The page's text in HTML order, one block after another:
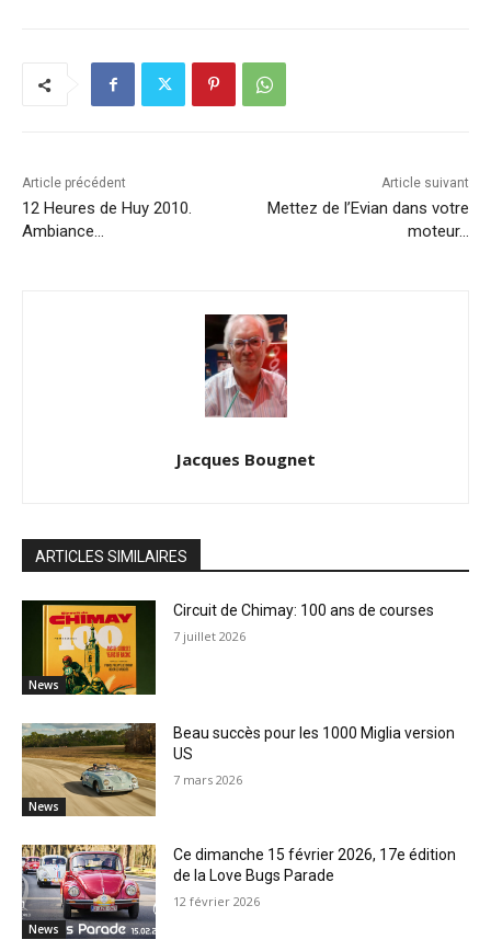
Article précédent
12 Heures de Huy 2010.
Ambiance…
Article suivant
Mettez de l’Evian dans votre
moteur…
Jacques Bougnet
ARTICLES SIMILAIRES
News
Circuit de Chimay: 100 ans de courses
7 juillet 2026
News
Beau succès pour les 1000 Miglia version
US
7 mars 2026
News
Ce dimanche 15 février 2026, 17e édition
de la Love Bugs Parade
12 février 2026